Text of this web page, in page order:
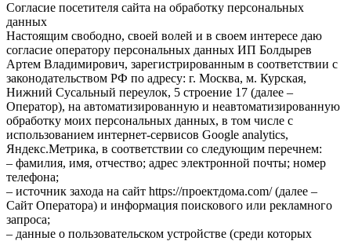
Согласие посетителя сайта на обработку персональных
данных
Настоящим свободно, своей волей и в своем интересе даю
согласие оператору персональных данных ИП Болдырев
Артем Владимирович, зарегистрированным в соответствии с
законодательством РФ по адресу: г. Москва, м. Курская,
Нижний Сусальный переулок, 5 строение 17 (далее –
Оператор), на автоматизированную и неавтоматизированную
обработку моих персональных данных, в том числе с
использованием интернет-сервисов Google analytics,
Яндекс.Метрика, в соответствии со следующим перечнем:
– фамилия, имя, отчество; адрес электронной почты; номер
телефона;
– источник захода на сайт https://проектдома.com/ (далее –
Сайт Оператора) и информация поискового или рекламного
запроса;
– данные о пользовательском устройстве (среди которых